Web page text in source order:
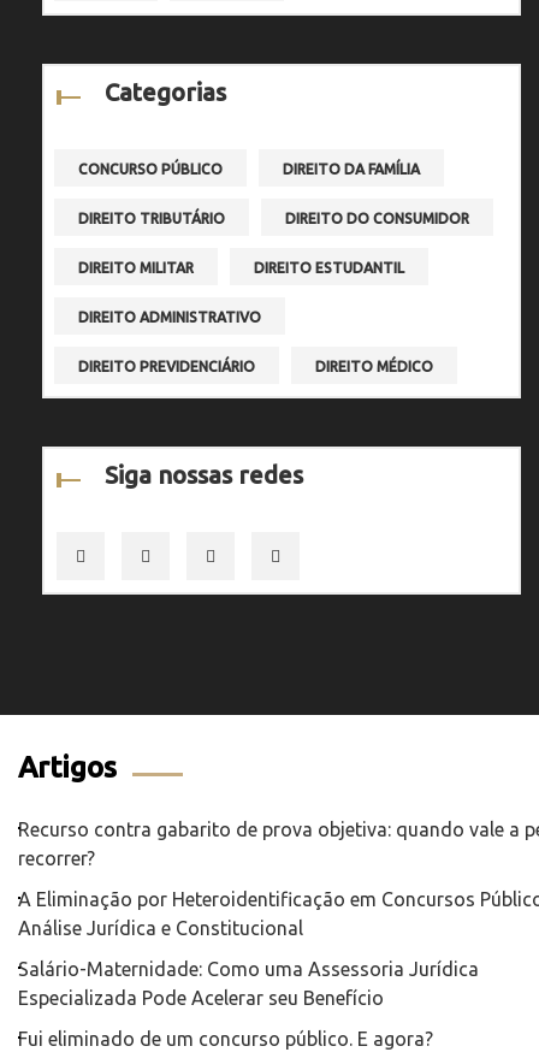
Categorias
CONCURSO PÚBLICO DIREITO DA FAMÍLIA
DIREITO TRIBUTÁRIO DIREITO DO CONSUMIDOR
DIREITO MILITAR DIREITO ESTUDANTIL
DIREITO ADMINISTRATIVO
DIREITO PREVIDENCIÁRIO DIREITO MÉDICO
Siga nossas redes
Artigos
Recurso contra gabarito de prova objetiva: quando vale a
recorrer?
A Eliminação por Heteroidentificação em Concursos
Análise Jurídica e Constitucional
Salário-Maternidade: Como uma Assessoria Jurídica
Especializada Pode Acelerar seu Benefício
Fui eliminado de um concurso público. E agora?